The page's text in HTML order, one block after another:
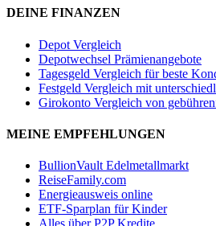
DEINE FINANZEN
Depot Vergleich
Depotwechsel Prämienangebote
Tagesgeld Vergleich für beste
Festgeld Vergleich mit
Girokonto Vergleich von
MEINE EMPFEHLUNGEN
BullionVault Edelmetallmarkt
ReiseFamily.com
Energieausweis online
ETF-Sparplan für Kinder